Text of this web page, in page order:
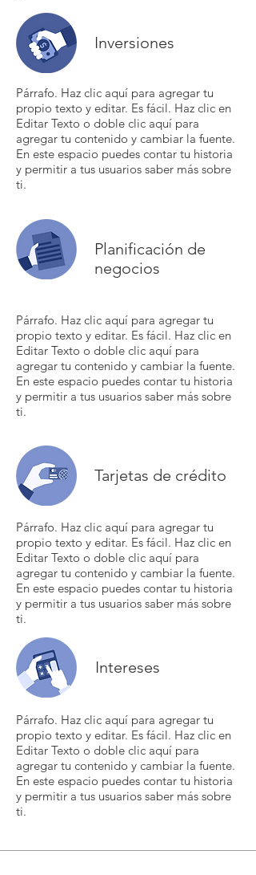
Inversiones
Párrafo. Haz clic aquí para agregar tu
propio texto y editar. Es fácil. Haz clic en
Editar Texto o doble clic aquí para
agregar tu contenido y cambiar la fuente.
En este espacio puedes contar tu historia
y permitir a tus usuarios saber más sobre
ti.
Planificación de
negocios
Párrafo. Haz clic aquí para agregar tu
propio texto y editar. Es fácil. Haz clic en
Editar Texto o doble clic aquí para
agregar tu contenido y cambiar la fuente.
En este espacio puedes contar tu historia
y permitir a tus usuarios saber más sobre
ti.
Tarjetas de crédito
Párrafo. Haz clic aquí para agregar tu
propio texto y editar. Es fácil. Haz clic en
Editar Texto o doble clic aquí para
agregar tu contenido y cambiar la fuente.
En este espacio puedes contar tu historia
y permitir a tus usuarios saber más sobre
ti.
Intereses
Párrafo. Haz clic aquí para agregar tu
propio texto y editar. Es fácil. Haz clic en
Editar Texto o doble clic aquí para
agregar tu contenido y cambiar la fuente.
En este espacio puedes contar tu historia
y permitir a tus usuarios saber más sobre
ti.